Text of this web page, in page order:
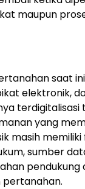
maupun
saat
elektronik,
terdigitalisasi
yang
masih
sumber
pendukung